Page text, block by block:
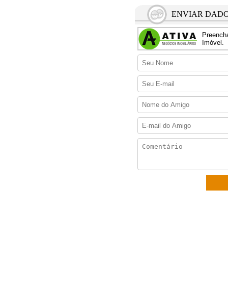
ENVIAR
Imóvel.